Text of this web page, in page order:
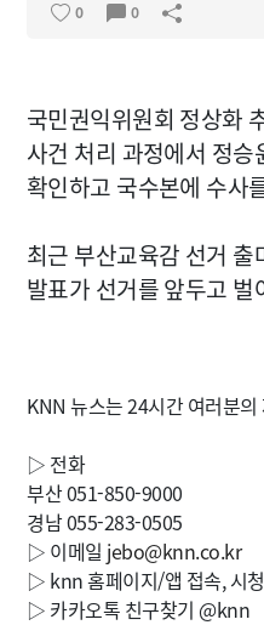
0 0
국민권익위원회 정상화
사건 처리 과정에서 정
확인하고 국수본에 수사
최근 부산교육감 선거
발표가 선거를 앞두고
KNN 뉴스는 24시간 여러분
▷ 전화
부산 051-850-9000
경남 055-283-0505
▷ 이메일 jebo@knn.co.kr
▷ knn 홈페이지/앱 접속, 시
▷ 카카오톡 친구찾기 @knn